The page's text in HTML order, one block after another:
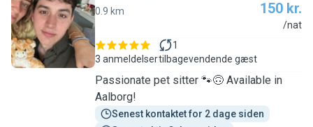
D
0.9 km 150 kr.
/nat
3 anmeldelser
1
tilbagevendende gæst
Passionate pet sitter 🐾🙃 Available in
Aalborg!
Senest kontaktet for 2 dage siden